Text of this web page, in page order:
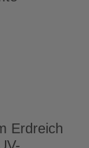
Erdreich